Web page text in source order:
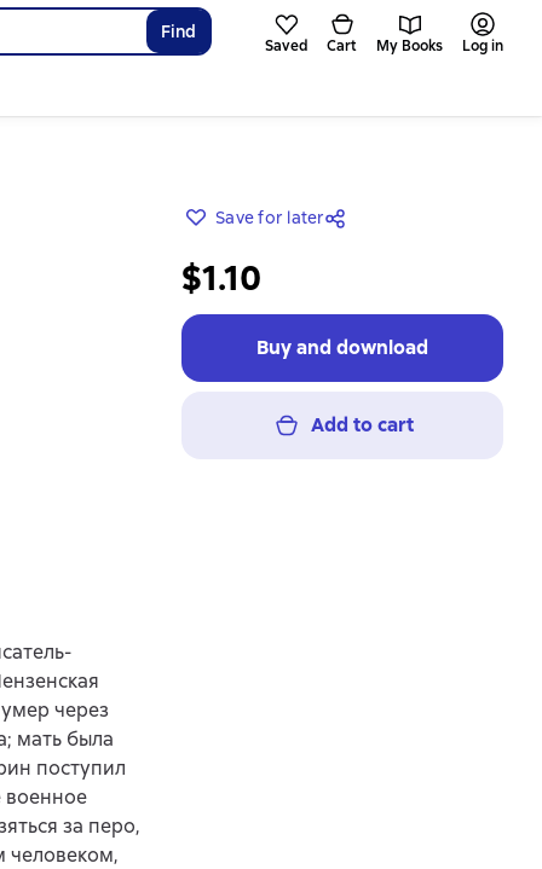
Find
Saved Cart My Books Log in
Save for later
$1.10
Buy and download
Add to cart
через
мать была
поступил
военное
за перо,
человеком,